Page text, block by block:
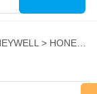
> HONEYWELL霍尼韋爾圓盤記錄儀DR4500